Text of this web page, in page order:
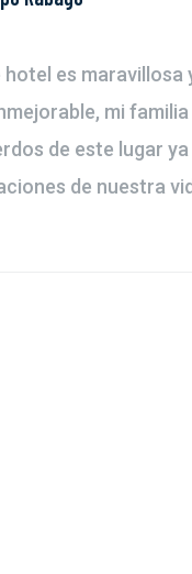
hotel es maravillosa
mi
de este lugar ya
de nuestra